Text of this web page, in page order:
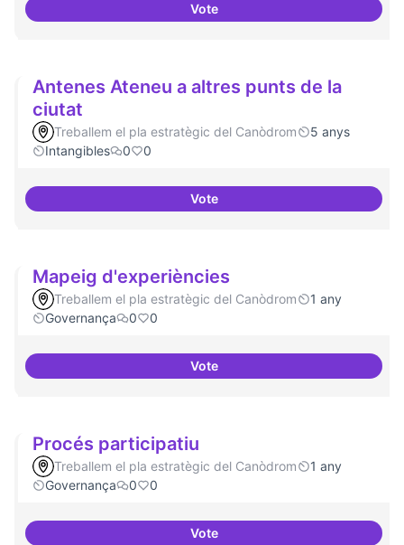
VoteIdees per la millora democràtica
Antenes Ateneu a altres punts de la
ciutat
Treballem el pla estratègic del Canòdrom
5 anys
Intangibles
0 0
VoteAntenes Ateneu a altres punts
Mapeig d'experiències
Treballem el pla estratègic del Canòdrom
1 any
Governança
0 0
VoteMapeig d'experiències
Procés participatiu
Treballem el pla estratègic del Canòdrom
1 any
Governança
0 0
VoteProcés participatiu